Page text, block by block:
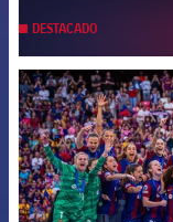
DESTACADO